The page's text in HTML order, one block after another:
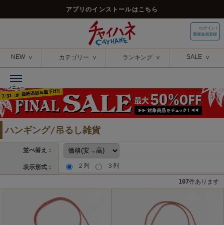
アプリのインストールはこちら
ログイン /
新規会員登録
NEW カテゴリー ランキング SALE
ハンギング/吊るし雑貨
並べ替え：
表示形式： ２列 ３列
107件あります